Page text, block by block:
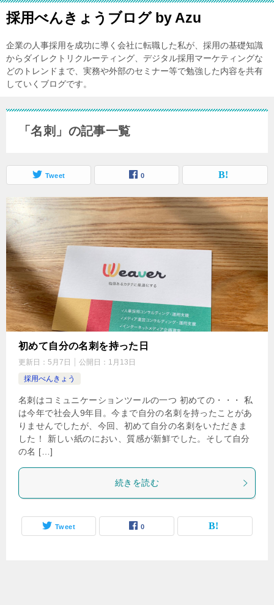
採用べんきょうブログ by Azu
企業の人事採用を成功に導く会社に転職した私が、採用の基礎知識
からダイレクトリクルーティング、デジタル採用マーケティングな
どのトレンドまで、実務や外部のセミナー等で勉強した内容を共有
していくブログです。
「名刺」の記事一覧
Tweet 0
初めて自分の名刺を持った日
更新日： 5月7日 公開日： 1月13日
採用べんきょう
名刺はコミュニケーションツールの一つ 初めての・・・ 私
は今年で社会人9年目。今まで自分の名刺を持ったことがあ
りませんでしたが、今回、初めて自分の名刺をいただきま
した！ 新しい紙のにおい、質感が新鮮でした。そして自分
の名 […]
続きを読む
Tweet 0